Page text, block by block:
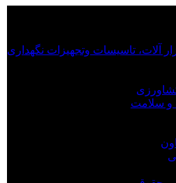
آلات، تاسیسات وتجهیزات نگهداری
و سلامت
آلات، تاسیسات وتجهیزات نگهداری
سلامت